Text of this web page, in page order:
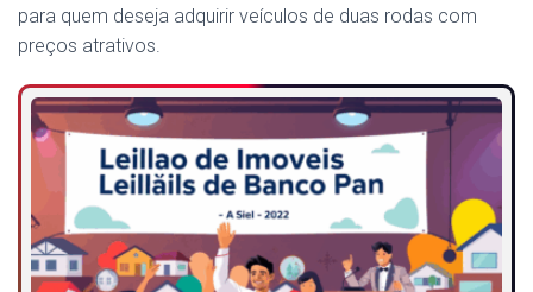
para quem deseja adquirir veículos de duas rodas com
preços atrativos.